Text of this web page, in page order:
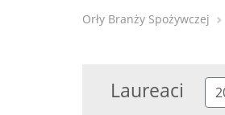
Orły Branży Spożywczej
Laureaci